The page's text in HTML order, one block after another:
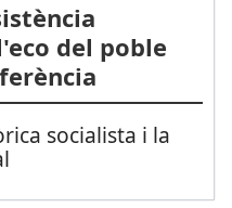
del poble
socialista i la